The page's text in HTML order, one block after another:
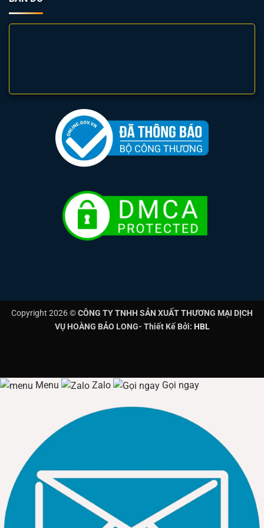
4. Đèn năng lượng mặt trời MPE 300W SFLD2-
300 – Ứng dụng đa dạng trong đời sống
– Đèn năng lượng mặt trời MPE 300w SFLD2-300 cho sân
vườn, cổng nhà
– Đèn năng lượng mặt trời MPE 300W cho bãi đỗ xe, nhà
công, bãi đỗ xe, giúp không gian trở nên an toàn và tiện
nghi hơn.
nhìn tốt vào ban đêm mà không tốn chi phí điện năng. Với
thiết kế chắc chắn, khả năng chống nước và chống bụi,
Đèn năng lượng mặt trời MPE 300w SFLD2-300 cũng là
giải pháp lý tưởng cho kho bãi, nhà xưởng và các công
trình ngoài trời cần chiếu sáng liên tục.
5. Nơi mua Đèn năng lượng mặt trời MPE 300w
SFLD2-300 Uy Tín
Đèn năng lượng mặt trời MPE 300w SFLD2-300
chọn tối ưu cho những ai đang tìm kiếm một sản phẩm
Copyright 2026 ©CÔNG TY TNHH SẢN XUẤT THƯƠNG MẠI DỊCH
VỤ HOÀNG BẢO LONG- Thiết Kế Bởi: HBL
Menu Zalo Gọi ngay